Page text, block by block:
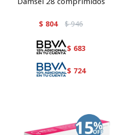
$ 804 $ 946
$ 683
$ 724